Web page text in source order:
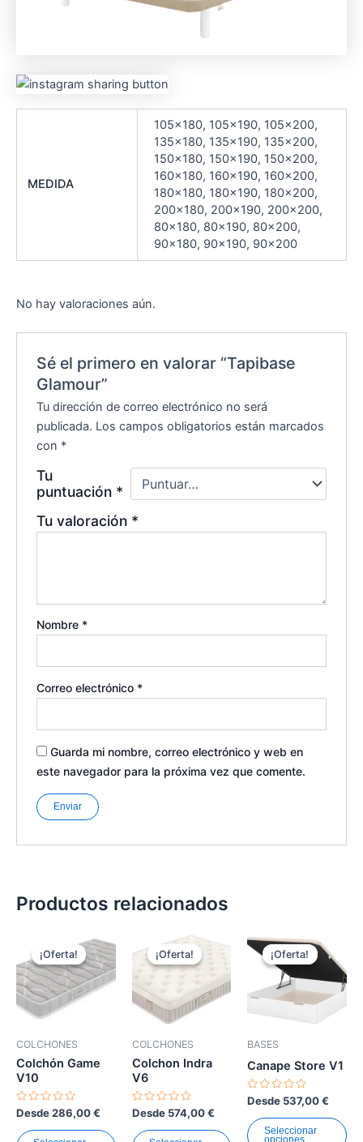
MEDIDA
105×180, 105×190, 105×200,
135×180, 135×190, 135×200,
150×180, 150×190, 150×200,
160×180, 160×190, 160×200,
180×180, 180×190, 180×200,
200×180, 200×190, 200×200,
80×180, 80×190, 80×200,
90×180, 90×190, 90×200
No hay valoraciones aún.
Sé el primero en valorar “Tapibase
Glamour”
Tu dirección de correo electrónico no será
publicada. Los campos obligatorios están marcados
con *
Tu
puntuación *
Tu valoración *
Nombre *
Correo electrónico *
Guarda mi nombre, correo electrónico y web en
este navegador para la próxima vez que comente.
Productos relacionados
¡Oferta!
¡Oferta!
COLCHONES
Colchón Game
V10
Valorado
con
de
Desde286,00€
producto
tiene
múltiples
variantes.
pueden
elegir
¡Oferta!
¡Oferta!
COLCHONES
Colchon Indra
V6
Valorado
con
de
Desde 574,00€
Este
producto
tiene
múltiples
variantes.
pueden
¡Oferta!
¡Oferta!
BASES
Canape Store V1
Valorado
con
de
5
Desde 537,00€
Seleccionar
en